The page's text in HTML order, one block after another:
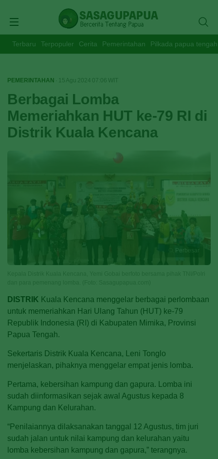
Terbaru Terpopuler Cerita Pemerintahan Pilkada papua tengah
PEMERINTAHAN · 15 Agu 2024 07:06 WIT
Berbagai Lomba
Memeriahkan HUT ke-79 RI di
Distrik Kuala Kencana
Perbesar
DISTRIK Kuala Kencana menggelar berbagai perlombaan
untuk memeriahkan Hari Ulang Tahun (HUT) ke-79
Republik Indonesia (RI) di Kabupaten Mimika, Provinsi
Papua Tengah.
Sekertaris Distrik Kuala Kencana, Leni Tonglo
menjelaskan, pihaknya menggelar empat jenis lomba.
Pertama, kebersihan kampung dan gapura. Lomba ini
sudah diinformasikan sejak awal Agustus kepada 8
Kampung dan Kelurahan.
“Penilaiannya dilaksanakan tanggal 12 Agustus, tim juri
sudah jalan untuk nilai kampung dan kelurahan yaitu
lomba kebersihan kampung dan gapura,” terangnya.